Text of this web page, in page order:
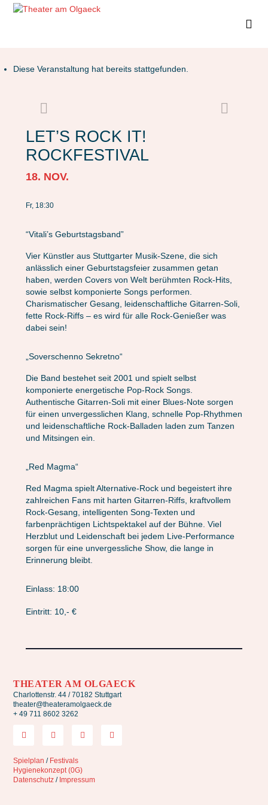
Diese Veranstaltung hat bereits stattgefunden.
LET’S ROCK IT!
ROCKFESTIVAL
18. NOV.
Fr, 18:30
“Vitali’s Geburtstagsband”
Vier Künstler aus Stuttgarter Musik-Szene, die sich
anlässlich einer Geburtstagsfeier zusammen getan
haben, werden Covers von Welt berühmten Rock-Hits,
sowie selbst komponierte Songs performen.
Charismatischer Gesang, leidenschaftliche Gitarren-Soli,
fette Rock-Riffs – es wird für alle Rock-Genießer was
dabei sein!
„Soverschenno Sekretno“
Die Band bestehet seit 2001 und spielt selbst
komponierte energetische Pop-Rock Songs.
Authentische Gitarren-Soli mit einer Blues-Note sorgen
für einen unvergesslichen Klang, schnelle Pop-Rhythmen
und leidenschaftliche Rock-Balladen laden zum Tanzen
und Mitsingen ein.
„Red Magma“
Red Magma spielt Alternative-Rock und begeistert ihre
zahlreichen Fans mit harten Gitarren-Riffs, kraftvollem
Rock-Gesang, intelligenten Song-Texten und
farbenprächtigen Lichtspektakel auf der Bühne. Viel
Herzblut und Leidenschaft bei jedem Live-Performance
sorgen für eine unvergessliche Show, die lange in
Erinnerung bleibt.
Einlass: 18:00
Eintritt: 10,- €
THEATER AM OLGAECK
Charlottenstr. 44 / 70182 Stuttgart
theater@theateramolgaeck.de
+ 49 711 8602 3262
Spielplan / Festivals
Hygienekonzept (0G)
Datenschutz / Impressum